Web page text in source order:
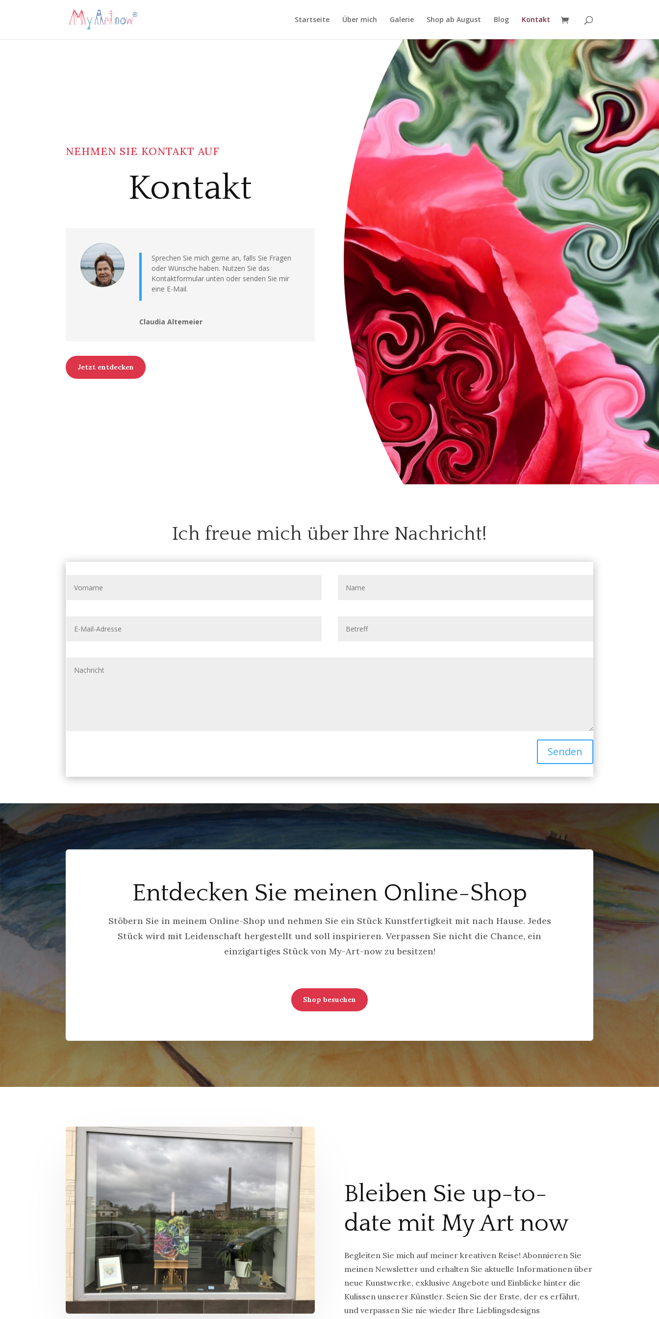
Startseite Über mich Galerie Shop ab August Blog Kontakt
NEHMEN SIE KONTAKT AUF
Kontakt
Sprechen Sie mich gerne an, falls Sie Fragen
oder Wünsche haben. Nutzen Sie das
Kontaktformular unten oder senden Sie mir
eine E-Mail.
Claudia Altemeier
Jetzt entdecken
Ich freue mich über Ihre Nachricht!
Senden
Entdecken Sie meinen Online-Shop
Stöbern Sie in meinem Online-Shop und nehmen Sie ein Stück Kunstfertigkeit mit nach Hause. Jedes
Stück wird mit Leidenschaft hergestellt und soll inspirieren. Verpassen Sie nicht die Chance, ein
einzigartiges Stück von My-Art-now zu besitzen!
Shop besuchen
Bleiben Sie up-to-
date mit My Art now
Begleiten Sie mich auf meiner kreativen Reise! Abonnieren Sie
meinen Newsletter und erhalten Sie aktuelle Informationen über
neue Kunstwerke, exklusive Angebote und Einblicke hinter die
Kulissen unserer Künstler. Seien Sie der Erste, der es erfährt,
und verpassen Sie nie wieder Ihre Lieblingsdesigns